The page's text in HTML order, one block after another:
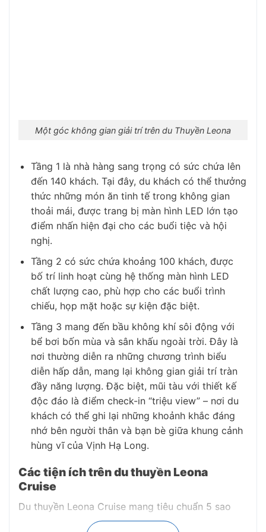
Một góc không gian giải trí trên du Thuyền Leona
Tầng 1 là nhà hàng sang trọng có sức chứa lên
đến 140 khách. Tại đây, du khách có thể thưởng
thức những món ăn tinh tế trong không gian
thoải mái, được trang bị màn hình LED lớn tạo
điểm nhấn hiện đại cho các buổi tiệc và hội
nghị.
Tầng 2 có sức chứa khoảng 100 khách, được
bố trí linh hoạt cùng hệ thống màn hình LED
chất lượng cao, phù hợp cho các buổi trình
chiếu, họp mặt hoặc sự kiện đặc biệt.
Tầng 3 mang đến bầu không khí sôi động với
bể bơi bốn mùa và sân khấu ngoài trời. Đây là
nơi thường diễn ra những chương trình biểu
diễn hấp dẫn, mang lại không gian giải trí tràn
đầy năng lượng. Đặc biệt, mũi tàu với thiết kế
độc đáo là điểm check-in “triệu view” – nơi du
khách có thể ghi lại những khoảnh khắc đáng
nhớ bên người thân và bạn bè giữa khung cảnh
hùng vĩ của Vịnh Hạ Long.
Các tiện ích trên du thuyền Leona
Cruise
Du thuyền Leona Cruise mang tiêu chuẩn 5 sao
quốc tế, được thiết kế hiện đại và sang trọng,